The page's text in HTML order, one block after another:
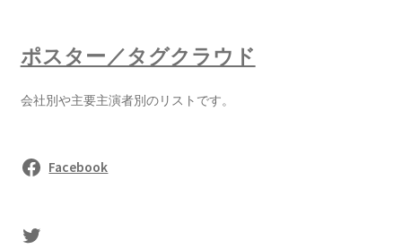
ポスター／タグクラウド
会社別や主要主演者別のリストです。
Facebook
sasaki's Twitter